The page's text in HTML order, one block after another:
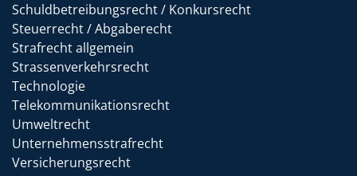
Schuldbetreibungsrecht / Konkursrecht
Steuerrecht / Abgaberecht
Strafrecht allgemein
Strassenverkehrsrecht
Technologie
Telekommunikationsrecht
Umweltrecht
Unternehmensstrafrecht
Versicherungsrecht